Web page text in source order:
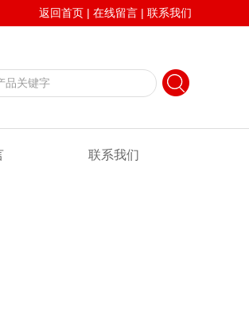
返回首页 | 在线留言 | 联系我们
联系我们